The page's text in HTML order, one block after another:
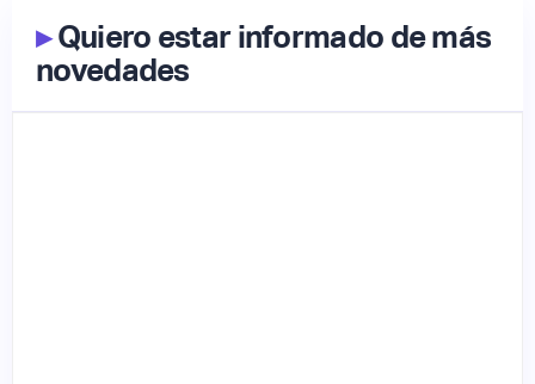
▸Quiero estar informado de más
novedades